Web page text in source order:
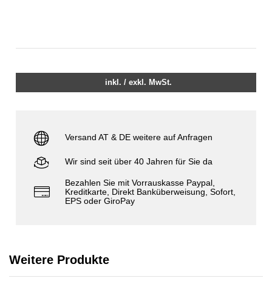
inkl. / exkl. MwSt.
Versand AT & DE weitere auf Anfragen
Wir sind seit über 40 Jahren für Sie da
Bezahlen Sie mit Vorrauskasse Paypal,
Kreditkarte, Direkt Banküberweisung, Sofort,
EPS oder GiroPay
Weitere Produkte